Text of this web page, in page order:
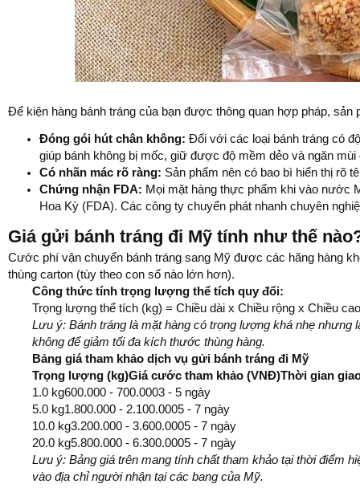
Để kiện hàng bánh tráng của bạn được thông quan hợp pháp, sản
Đóng gói hút chân không: Đối với các loại bánh tráng có
giúp bánh không bị mốc, giữ được độ mềm dẻo và ngăn mùi
Có nhãn mác rõ ràng: Sản phẩm nên có bao bì hiển thị rõ
Chứng nhận FDA: Mọi mặt hàng thực phẩm khi vào nước
Hoa Kỳ (FDA). Các công ty chuyển phát nhanh chuyên
Giá gửi bánh tráng đi Mỹ tính như thế
Cước phí vận chuyển bánh tráng sang Mỹ được các hãng hàng
thùng carton (tùy theo con số nào lớn hơn).
Công thức tính trọng lượng thể tích quy đổi:
Trọng lượng thể tích (kg) = Chiều dài x Chiều rộng x Chiều
Lưu ý: Bánh tráng là mặt hàng có trọng lượng khá nhẹ
không để giảm tối đa kích thước thùng hàng.
Bảng giá tham khảo dịch vụ gửi bánh tráng đi Mỹ
Trọng lượng (kg)Giá cước tham khảo (VNĐ)Thời gian
1.0 kg600.000 - 700.0003 - 5 ngày
5.0 kg1.800.000 - 2.100.0005 - 7 ngày
10.0 kg3.200.000 - 3.600.0005 - 7 ngày
20.0 kg5.800.000 - 6.300.0005 - 7 ngày
Lưu ý: Bảng giá trên mang tính chất tham khảo tại thời điểm
vào địa chỉ người nhận tại các bang của Mỹ.